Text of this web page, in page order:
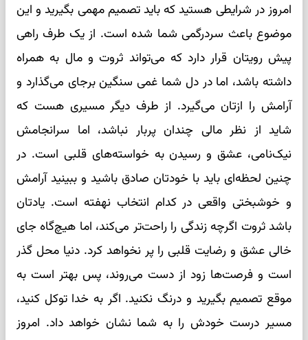
امروز در شرایطی هستید که باید تصمیم مهمی بگیرید و این
موضوع باعث سردرگمی شما شده است. از یک طرف راهی
پیش رویتان قرار دارد که می‌تواند ثروت و مال به همراه
داشته باشد، اما در دل شما غمی سنگین برجای می‌گذارد و
آرامش را ازتان می‌گیرد. از طرف دیگر مسیری هست که
شاید از نظر مالی چندان پربار نباشد، اما سرانجامش
نیک‌نامی، عشق و رسیدن به خواسته‌های قلبی است. در
چنین لحظه‌ای باید با خودتان صادق باشید و ببینید آرامش
و خوشبختی واقعی در کدام انتخاب نهفته است. یادتان
باشد ثروت اگرچه زندگی را راحت‌تر می‌کند، اما هیچ‌گاه جای
خالی عشق و رضایت قلبی را پر نخواهد کرد. دنیا محل گذر
است و فرصت‌ها زود از دست می‌روند، پس بهتر است به
موقع تصمیم بگیرید و درنگ نکنید. اگر به خدا توکل کنید،
مسیر درست خودش را به شما نشان خواهد داد. امروز